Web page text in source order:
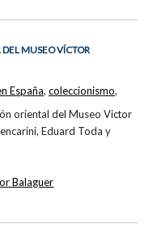
MUSEO VÍCTOR
oriental del Museo Victor
Eduard Toda y
España, coleccionismo,
Balaguer